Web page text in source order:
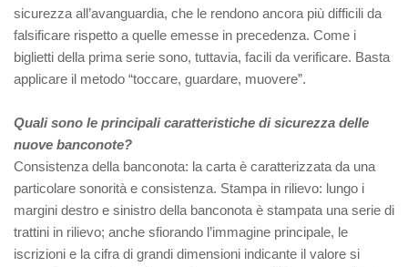
sicurezza all’avanguardia, che le rendono ancora più difficili da
falsificare rispetto a quelle emesse in precedenza. Come i
biglietti della prima serie sono, tuttavia, facili da verificare. Basta
applicare il metodo “toccare, guardare, muovere”.
Quali sono le principali caratteristiche di sicurezza delle
nuove banconote?
Consistenza della banconota: la carta è caratterizzata da una
particolare sonorità e consistenza. Stampa in rilievo: lungo i
margini destro e sinistro della banconota è stampata una serie di
trattini in rilievo; anche sfiorando l’immagine principale, le
iscrizioni e la cifra di grandi dimensioni indicante il valore si